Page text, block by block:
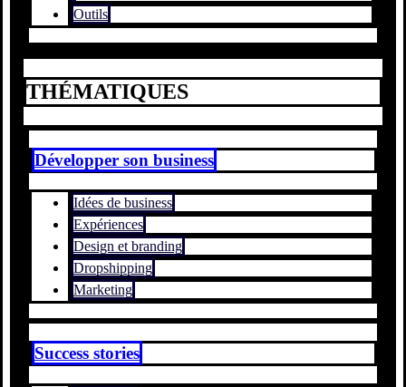
Outils
THÉMATIQUES
Développer son business
Idées de business
Expériences
Design et branding
Dropshipping
Marketing
Success stories